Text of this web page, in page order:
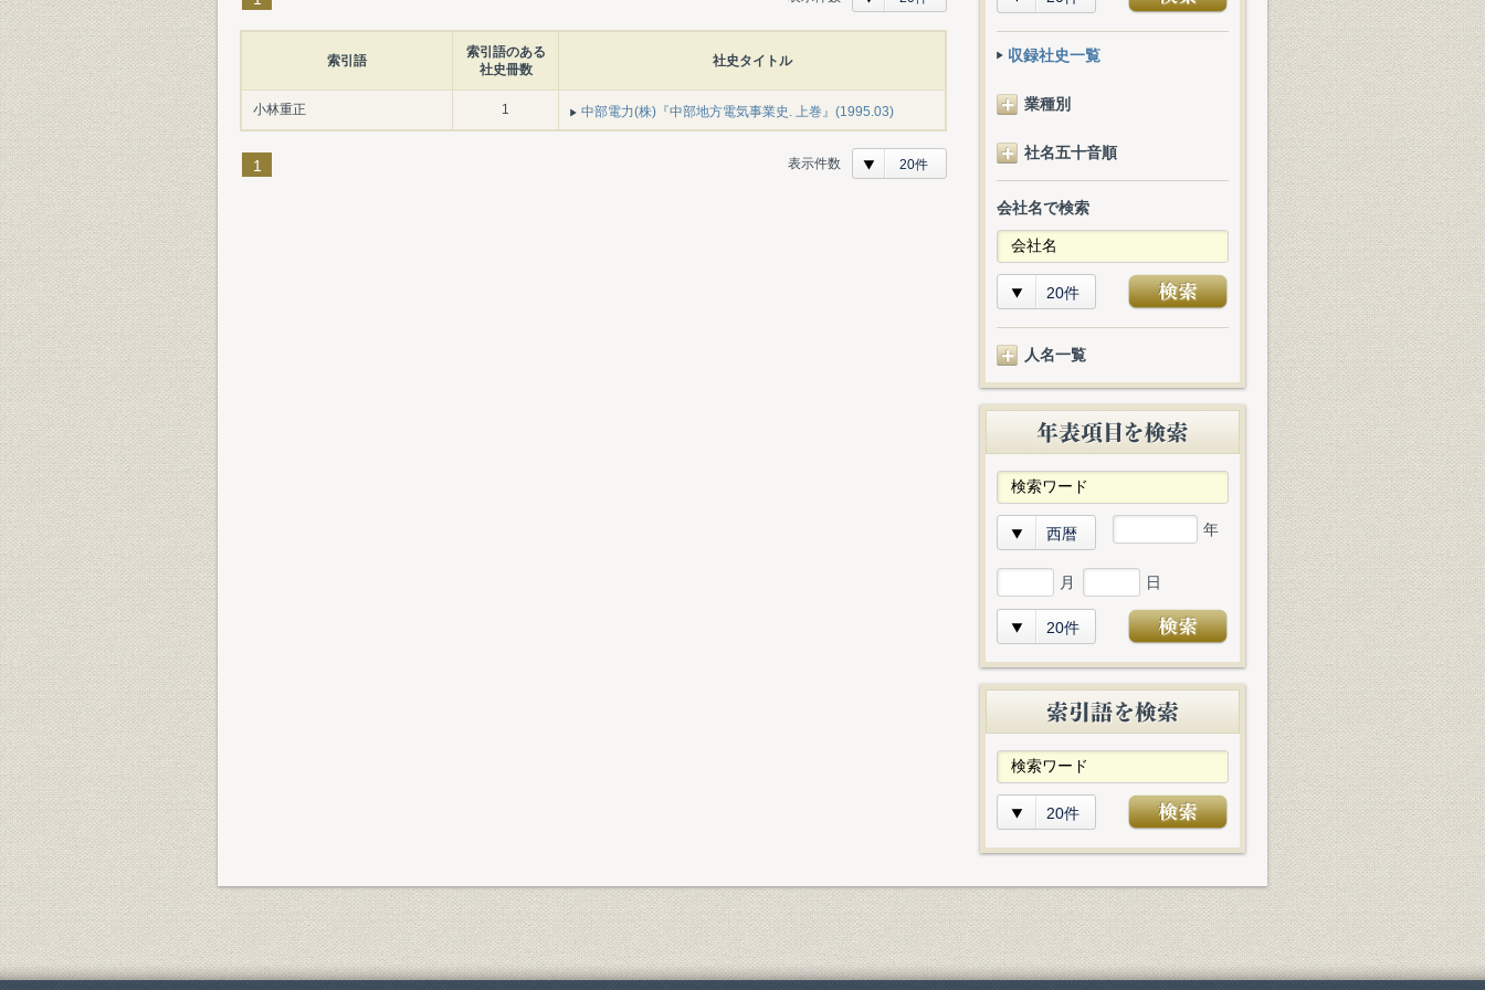
索引語
索引語のある
社史冊数
社史タイトル
小林重正 1 中部電力(株)『中部地方電気事業史. 上巻』(1995.03)
1 表示件数 20件
収録社史一覧
業種別
社名五十音順
会社名で検索
20件
人名一覧
西暦 年
月 日
20件
20件